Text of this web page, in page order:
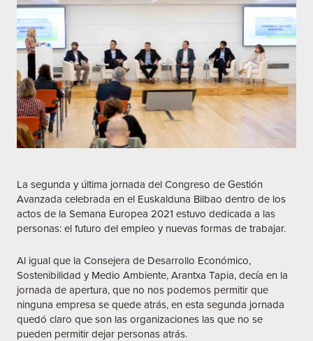
La segunda y última jornada del Congreso de Gestión
Avanzada celebrada en el Euskalduna Bilbao dentro de los
actos de la Semana Europea 2021 estuvo dedicada a las
personas: el futuro del empleo y nuevas formas de trabajar.
Al igual que la Consejera de Desarrollo Económico,
Sostenibilidad y Medio Ambiente, Arantxa Tapia, decía en la
jornada de apertura, que no nos podemos permitir que
ninguna empresa se quede atrás, en esta segunda jornada
quedó claro que son las organizaciones las que no se
pueden permitir dejar personas atrás.